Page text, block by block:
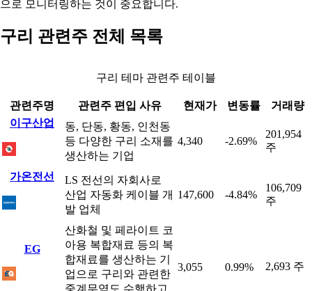
으로 모니터링하는 것이 중요합니다.
구리 관련주 전체 목록
구리 테마 관련주 테이블
관련주명 관련주 편입 사유 현재가 변동률
거래량
이구산업
동, 단동, 황동, 인천동
등 다양한 구리 소재를
생산하는 기업
4,340 -2.69%
201,954
주
가온전선
LS 전선의 자회사로
산업 자동화 케이블 개
발 업체
147,600 -4.84%
106,709
주
EG
산화철 및 페라이트 코
아용 복합재료 등의 복
합재료를 생산하는 기
업으로 구리와 관련한
중계무역도 수행하고
3,055 0.99% 2,693 주